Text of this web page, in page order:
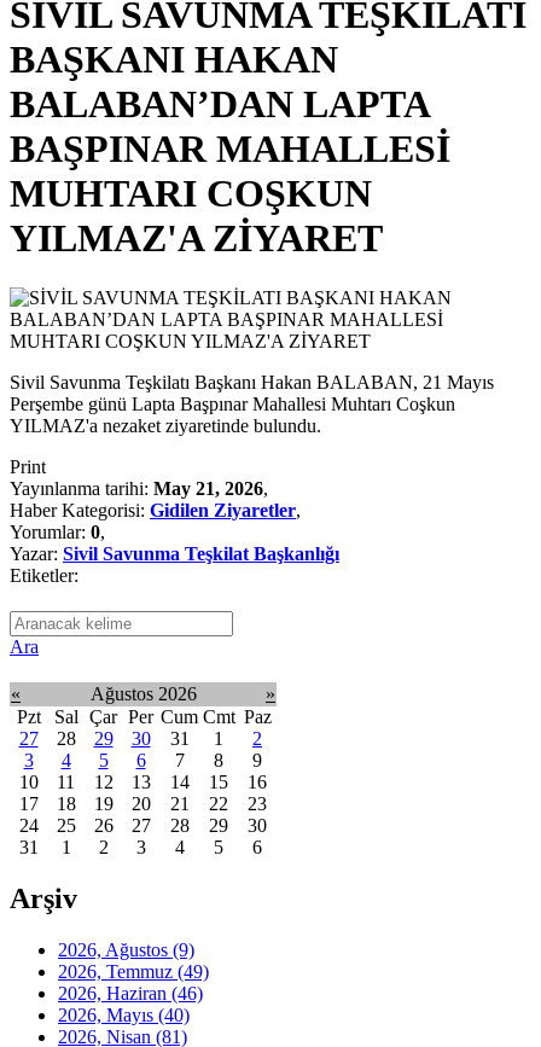
SİVİL SAVUNMA TEŞKİLATI
BAŞKANI HAKAN
BALABAN’DAN LAPTA
BAŞPINAR MAHALLESİ
MUHTARI COŞKUN
YILMAZ'A ZİYARET
Sivil Savunma Teşkilatı Başkanı Hakan BALABAN, 21 Mayıs
Perşembe günü Lapta Başpınar Mahallesi Muhtarı Coşkun
YILMAZ'a nezaket ziyaretinde bulundu.
Print
Yayınlanma tarihi: May 21, 2026,
Haber Kategorisi: Gidilen Ziyaretler,
Yorumlar: 0,
Yazar: Sivil Savunma Teşkilat Başkanlığı
Etiketler:
Ara
« Ağustos 2026
»
Pzt
Sal Çar Per Cum Cmt Paz
27
28 29 30 31 1
2
3
4 5 6 7 8
9
10
11 12 13 14 15
16
17
18 19 20 21 22
23
24
25 26 27 28 29
30
31
1 2 3 4 5 6
Arşiv
2026, Ağustos (9)
2026, Temmuz (49)
2026, Haziran (46)
2026, Mayıs (40)
2026, Nisan (81)